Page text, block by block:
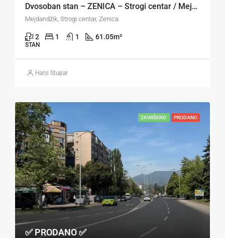
Dvosoban stan – ZENICA – Strogi centar / Mejdandžik
Mejdandžik, Strogi centar, Zenica
2 1 1 61.05m²
STAN
Haris Stupar
ZAVRŠENO PRODANO
✅ PRODANO ✅